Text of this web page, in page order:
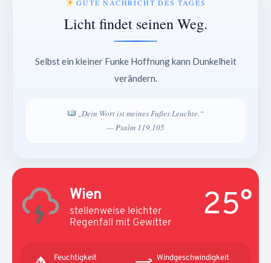
GUTE NACHRICHT DES TAGES
Licht findet seinen Weg.
Selbst ein kleiner Funke Hoffnung kann Dunkelheit
verändern.
„Dein Wort ist meines Fußes Leuchte.“
— Psalm 119,105
Wien
stellenweise leichter
Regenfall mit Gewitter
25°
Feuchtigkeit Windgeschwindigkeit